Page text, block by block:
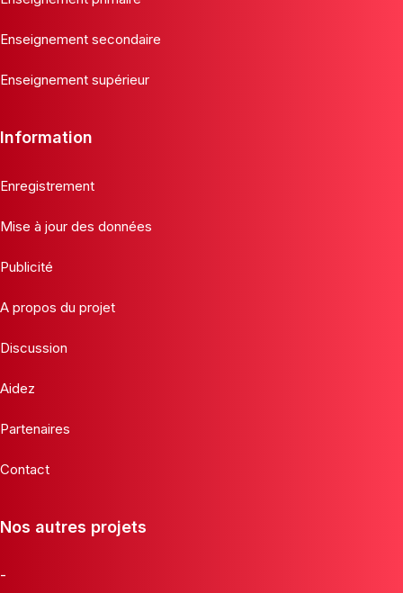
Enseignement secondaire
Enseignement supérieur
Information
Enregistrement
Mise à jour des données
Publicité
A propos du projet
Discussion
Aidez
Partenaires
Contact
Nos autres projets
-